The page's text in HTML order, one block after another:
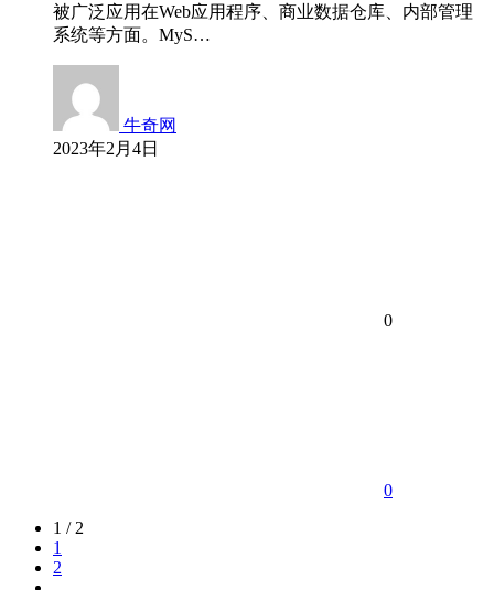
被广泛应用在Web应用程序、商业数据仓库、内部管理
系统等方面。MyS…
牛奇网
2023年2月4日
0
0
1 / 2
1
2